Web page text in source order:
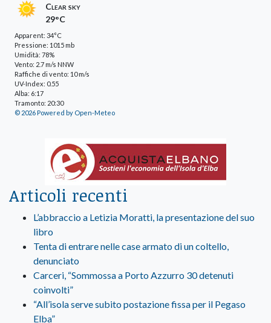
Clear sky
29°C
Apparent: 34°C
Pressione: 1015 mb
Umidità: 78%
Vento: 2.7 m/s NNW
Raffiche di vento: 10 m/s
UV-Index: 0.55
Alba: 6:17
Tramonto: 20:30
© 2026 Powered by Open-Meteo
Articoli recenti
L’abbraccio a Letizia Moratti, la presentazione del suo
libro
Tenta di entrare nelle case armato di un coltello,
denunciato
Carceri, “Sommossa a Porto Azzurro 30 detenuti
coinvolti”
“All’isola serve subito postazione fissa per il Pegaso
Elba”